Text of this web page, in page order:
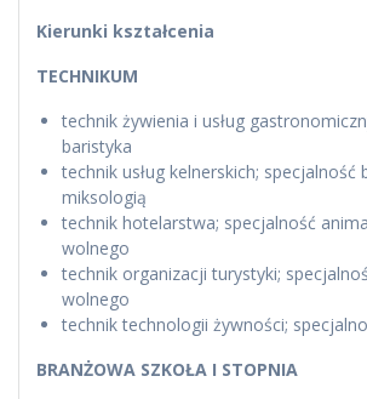
Kierunki kształcenia
TECHNIKUM
technik żywienia i usług
baristyka
technik usług kelnerskich; specjalność
miksologią
technik hotelarstwa; specjalność
wolnego
technik organizacji turystyki;
wolnego
technik technologii żywności;
BRANŻOWA SZKOŁA I STOPNIA